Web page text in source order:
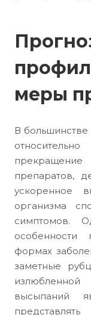
меры
В
препаратов,
ускоренное
организма
симптомов.
формах
заметные
высыпаний